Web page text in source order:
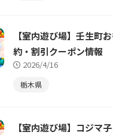
【室内遊び場】壬生町
約・割引クーポン情報
2026/4/16
栃木県
【室内遊び場】コジマ